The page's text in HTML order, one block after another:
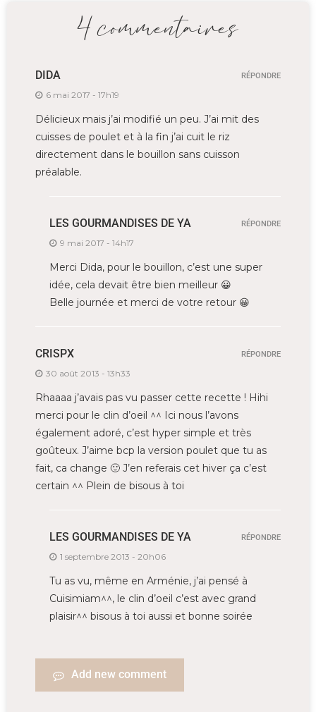
4 commentaires
DIDA
6 mai 2017 - 17h19
Délicieux mais j’ai modifié un peu. J’ai mit des
cuisses de poulet et à la fin j’ai cuit le riz
directement dans le bouillon sans cuisson
préalable.
RÉPONDRE
LES GOURMANDISES DE YA
9 mai 2017 - 14h17
Merci Dida, pour le bouillon, c’est une super
idée, cela devait être bien meilleur 😀
Belle journée et merci de votre retour 😀
RÉPONDRE
CRISPX
30 août 2013 - 13h33
Rhaaaa j’avais pas vu passer cette recette ! Hihi
merci pour le clin d’oeil ^^ Ici nous l’avons
également adoré, c’est hyper simple et très
goûteux. J’aime bcp la version poulet que tu as
fait, ca change 🙂 J’en referais cet hiver ça c’est
certain ^^ Plein de bisous à toi
RÉPONDRE
LES GOURMANDISES DE YA
1 septembre 2013 - 20h06
Tu as vu, même en Arménie, j’ai pensé à
Cuisimiam^^, le clin d’oeil c’est avec grand
plaisir^^ bisous à toi aussi et bonne soirée
RÉPONDRE
Add new comment